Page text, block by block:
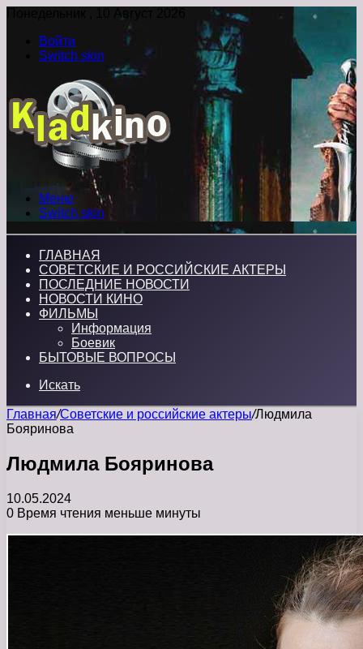
Понедельник , 10 Август 2026
Войти
Switch skin
Меню
Switch skin
ГЛАВНАЯ
СОВЕТСКИЕ И РОССИЙСКИЕ АКТЕРЫ
ПОСЛЕДНИЕ НОВОСТИ
НОВОСТИ КИНО
ФИЛЬМЫ
Информация
Боевик
БЫТОВЫЕ ВОПРОСЫ
Искать
Главная/Советские и российские актеры/Людмила
Бояринова
Людмила Бояринова
10.05.2024
0 Время чтения меньше минуты